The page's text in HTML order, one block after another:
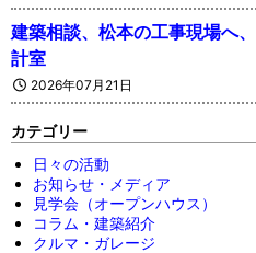
建築相談、松本の工事現場へ
計室
2026年07月21日
カテゴリー
日々の活動
お知らせ・メディア
見学会（オープンハウス）
コラム・建築紹介
クルマ・ガレージ